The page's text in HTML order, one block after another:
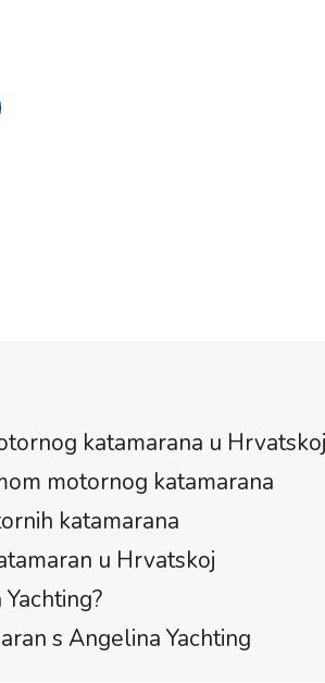
katamarana u
motornog katamarana
katamarana
u Hrvatskoj
s Angelina Yachting